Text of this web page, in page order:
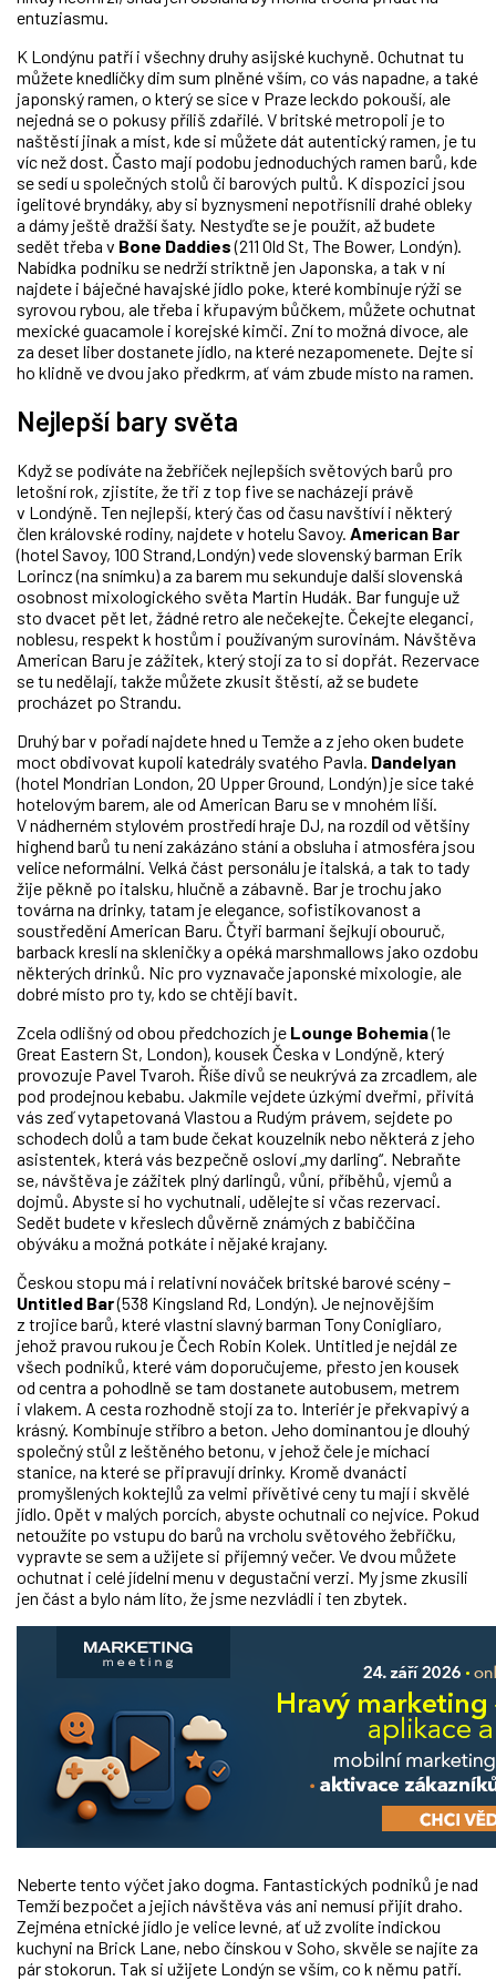
entuziasmu.
K Londýnu patří i všechny druhy asijské kuchyně. Ochutnat tu
můžete knedlíčky dim sum plněné vším, co vás napadne, a také
japonský ramen, o který se sice v Praze leckdo pokouší, ale
nejedná se o pokusy příliš zdařilé. V britské metropoli je to
naštěstí jinak a míst, kde si můžete dát autentický ramen, je tu
víc než dost. Často mají podobu jednoduchých ramen barů, kde
se sedí u společných stolů či barových pultů. K dispozici jsou
igelitové bryndáky, aby si byznysmeni nepotřísnili drahé obleky
a dámy ještě dražší šaty. Nestyďte se je použít, až budete
sedět třeba v Bone Daddies(211 Old St, The Bower, Londýn).
Nabídka podniku se nedrží striktně jen Japonska, a tak v ní
najdete i báječné havajské jídlo poke, které kombinuje rýži se
syrovou rybou, ale třeba i křupavým bůčkem, můžete ochutnat
mexické guacamole i korejské kimči. Zní to možná divoce, ale
za deset liber dostanete jídlo, na které nezapomenete. Dejte si
ho klidně ve dvou jako předkrm, ať vám zbude místo na ramen.
Nejlepší bary světa
Když se podíváte na žebříček nejlepších světových barů pro
letošní rok, zjistíte, že tři z top five se nacházejí právě
v Londýně. Ten nejlepší, který čas od času navštíví i některý
člen královské rodiny, najdete v hotelu Savoy. American Bar
(hotel Savoy, 100 Strand,Londýn) vede slovenský barman Erik
Lorincz (na snímku) a za barem mu sekunduje další slovenská
osobnost mixologického světa Martin Hudák. Bar funguje už
sto dvacet pět let, žádné retro ale nečekejte. Čekejte eleganci,
noblesu, respekt k hostům i používaným surovinám. Návštěva
American Baru je zážitek, který stojí za to si dopřát. Rezervace
se tu nedělají, takže můžete zkusit štěstí, až se budete
procházet po Strandu.
Druhý bar v pořadí najdete hned u Temže a z jeho oken budete
moct obdivovat kupoli katedrály svatého Pavla. Dandelyan
(hotel Mondrian London, 20 Upper Ground, Londýn) je sice také
hotelovým barem, ale od American Baru se v mnohém liší.
V nádherném stylovém prostředí hraje DJ, na rozdíl od většiny
highend barů tu není zakázáno stání a obsluha i atmosféra jsou
velice neformální. Velká část personálu je italská, a tak to tady
žije pěkně po italsku, hlučně a zábavně. Bar je trochu jako
továrna na drinky, tatam je elegance, sofistikovanost a
soustředění American Baru. Čtyři barmani šejkují obouruč,
barback kreslí na skleničky a opéká marshmallows jako ozdobu
některých drinků. Nic pro vyznavače japonské mixologie, ale
dobré místo pro ty, kdo se chtějí bavit.
Zcela odlišný od obou předchozích je Lounge Bohemia(1e
Great Eastern St, London), kousek Česka v Londýně, který
provozuje Pavel Tvaroh. Říše divů se neukrývá za zrcadlem, ale
pod prodejnou kebabu. Jakmile vejdete úzkými dveřmi, přivítá
vás zeď vytapetovaná Vlastou a Rudým právem, sejdete po
schodech dolů a tam bude čekat kouzelník nebo některá z jeho
asistentek, která vás bezpečně osloví „my darling“. Nebraňte
se, návštěva je zážitek plný darlingů, vůní, příběhů, vjemů a
dojmů. Abyste si ho vychutnali, udělejte si včas rezervaci.
Sedět budete v křeslech důvěrně známých z babiččina
obýváku a možná potkáte i nějaké krajany.
Českou stopu má i relativní nováček britské barové scény –
Untitled Bar(538 Kingsland Rd, Londýn). Je nejnovějším
z trojice barů, které vlastní slavný barman Tony Conigliaro,
jehož pravou rukou je Čech Robin Kolek. Untitled je nejdál ze
všech podniků, které vám doporučujeme, přesto jen kousek
od centra a pohodlně se tam dostanete autobusem, metrem
i vlakem. A cesta rozhodně stojí za to. Interiér je překvapivý a
krásný. Kombinuje stříbro a beton. Jeho dominantou je dlouhý
společný stůl z leštěného betonu, v jehož čele je míchací
stanice, na které se připravují drinky. Kromě dvanácti
promyšlených koktejlů za velmi přívětivé ceny tu mají i skvělé
jídlo. Opět v malých porcích, abyste ochutnali co nejvíce. Pokud
netoužíte po vstupu do barů na vrcholu světového žebříčku,
vypravte se sem a užijete si příjemný večer. Ve dvou můžete
ochutnat i celé jídelní menu v degustační verzi. My jsme zkusili
jen část a bylo nám líto, že jsme nezvládli i ten zbytek.
Neberte tento výčet jako dogma. Fantastických podniků je nad
Temží bezpočet a jejich návštěva vás ani nemusí přijít draho.
Zejména etnické jídlo je velice levné, ať už zvolíte indickou
kuchyni na Brick Lane, nebo čínskou v Soho, skvěle se najíte za
pár stokorun. Tak si užijete Londýn se vším, co k němu patří.